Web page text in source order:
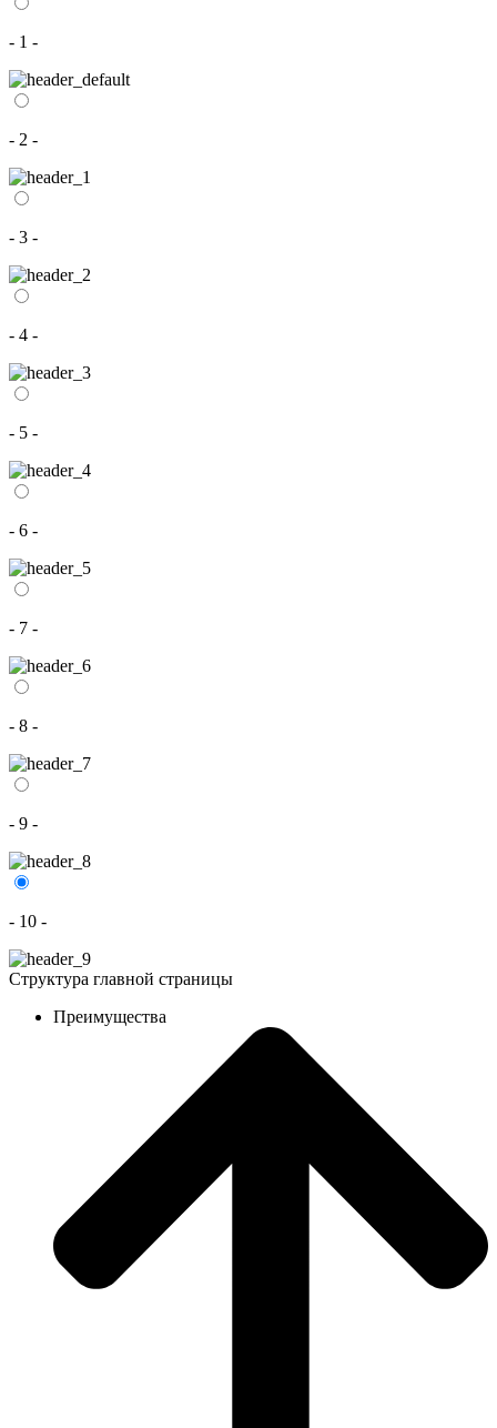
- 1 -
- 2 -
- 3 -
- 4 -
- 5 -
- 6 -
- 7 -
- 8 -
- 9 -
- 10 -
Структура главной страницы
Преимущества